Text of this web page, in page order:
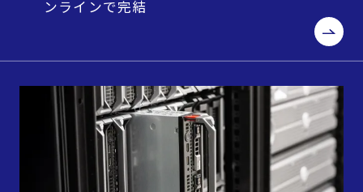
ンラインで完結